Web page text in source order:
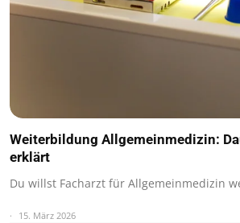
Weiterbildung Allgemeinmedizin:
erklärt
Du willst Facharzt für Allgemeinmedizin
15. März 2026